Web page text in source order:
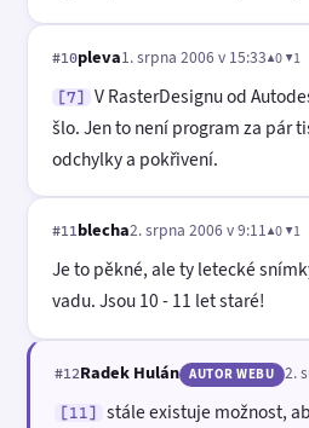
#10pleva1. srpna 2006 v 15:33▲0 ▼1
[7]
V RasterDesignu od
šlo. Jen to není program za pár
odchylky a pokřivení.
#11blecha2. srpna 2006 v 9:11▲0 ▼1
Je to pěkné, ale ty letecké
vadu. Jsou 10 - 11 let staré!
#12Radek Hulán AUTOR WEBU 2.
[11]
stále existuje možnost,